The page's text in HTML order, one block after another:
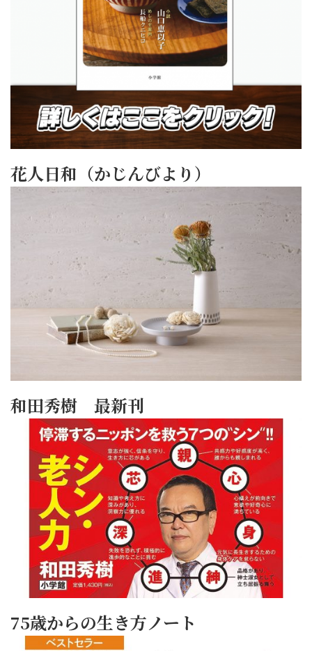
花人日和（かじんびより）
和田秀樹 最新刊
75歳からの生き方ノート